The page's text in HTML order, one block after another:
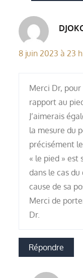
18 juin 2023 à 23
Merci Dr,
rapport au
J’aimerais
la mesure du
précisément
« le pied » est
dans le cas
cause de sa
Merci de
Dr.
Répondre